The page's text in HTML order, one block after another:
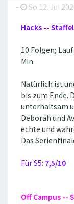
-
So 12. Jul
Hacks --
10 Folgen;
Min.
Natürlich ist
bis zum Ende.
unterhaltsam
Deborah und
echte und
Das
Für S5: 7,5/10
Off Campus --